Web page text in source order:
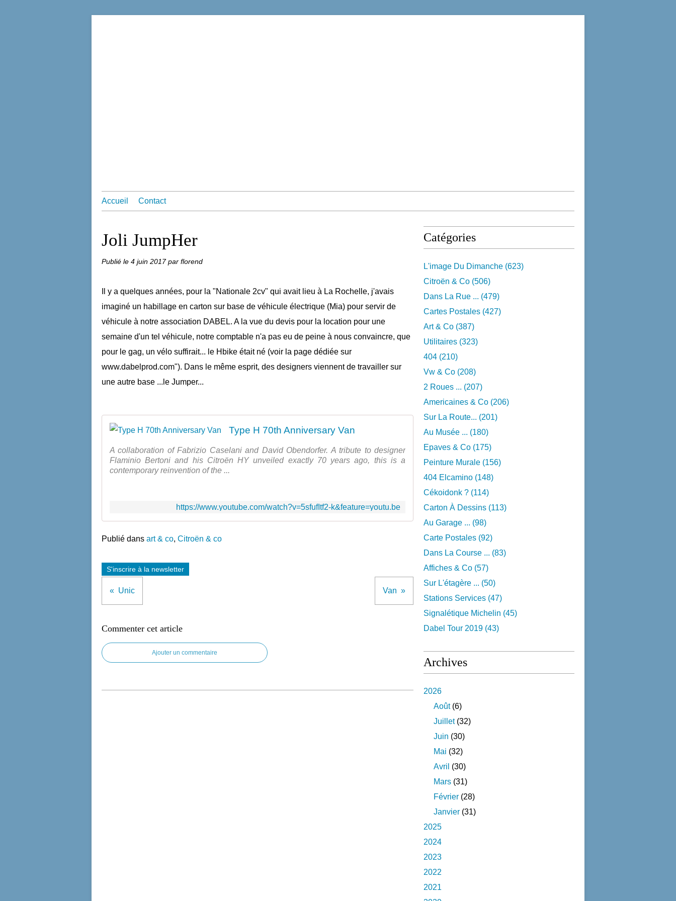
Accueil Contact
Joli JumpHer
Publié le 4 juin 2017par florend
Il y a quelques années, pour la "Nationale 2cv" qui avait lieu à La Rochelle, j'avais
imaginé un habillage en carton sur base de véhicule électrique (Mia) pour servir de
véhicule à notre association DABEL. A la vue du devis pour la location pour une
semaine d'un tel véhicule, notre comptable n'a pas eu de peine à nous convaincre, que
pour le gag, un vélo suffirait... le Hbike était né (voir la page dédiée sur
www.dabelprod.com"). Dans le même esprit, des designers viennent de travailler sur
une autre base ...le Jumper...
Type H 70th Anniversary Van
A collaboration of Fabrizio Caselani and David Obendorfer. A tribute to designer
Flaminio Bertoni and his Citroën HY unveiled exactly 70 years ago, this is a
contemporary reinvention of the ...
https://www.youtube.com/watch?v=5sfufItf2-k&feature=youtu.be
Publié dans art & co, Citroën & co
S'inscrire à la newsletter
Unic Van
Commenter cet article
Ajouter un commentaire
Catégories
L'image Du Dimanche (623)
Citroën & Co (506)
Dans La Rue ... (479)
Cartes Postales (427)
Art & Co (387)
Utilitaires (323)
404 (210)
Vw & Co (208)
2 Roues ... (207)
Americaines & Co (206)
Sur La Route... (201)
Au Musée ... (180)
Epaves & Co (175)
Peinture Murale (156)
404 Elcamino (148)
Cékoidonk ? (114)
Carton À Dessins (113)
Au Garage ... (98)
Carte Postales (92)
Dans La Course ... (83)
Affiches & Co (57)
Sur L'étagère ... (50)
Stations Services (47)
Signalétique Michelin (45)
Dabel Tour 2019 (43)
Archives
2026
Août(6)
Juillet(32)
Juin (30)
Mai (32)
Avril (30)
Mars (31)
Février (28)
Janvier (31)
2025
2024
2023
2022
2021